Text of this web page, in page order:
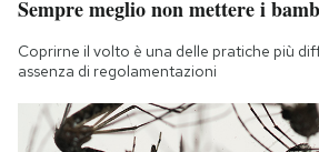
Sempre meglio non mettere i
Coprirne il volto è una delle pratiche più
assenza di regolamentazioni